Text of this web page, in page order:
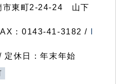
東町2-24-24 山下
：0143-41-3182 /
休日：年末年始